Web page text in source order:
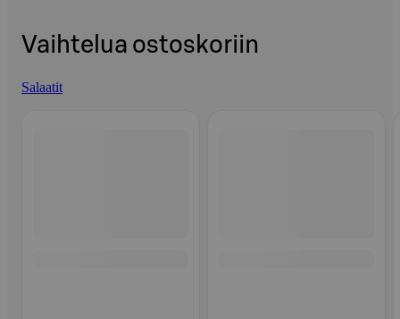
Vaihtelua ostoskoriin
Salaatit